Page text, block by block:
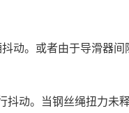
动。或者由于导滑器
动。当钢丝绳扭力未